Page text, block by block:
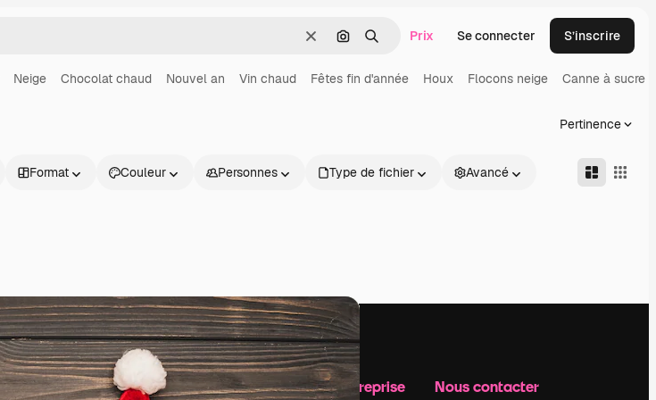
EffacerRechercher par image
Rechercher
Prix Se connecter S’inscrire
Neige Chocolat chaud Nouvel an Vin chaud Fêtes fin d'année Houx Flocons neige Canne à sucre
Pertinence
Format Couleur Personnes Type de fichier Avancé
Produits Commencer Notre entreprise Nous contacter